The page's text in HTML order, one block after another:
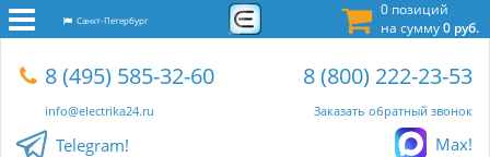
0 позиций
на сумму0 руб.
Санкт-Петербург
8 (495) 585-32-60
info@electrika24.ru
8 (800) 222-23-53
Заказать обратный звонок
Telegram! Max!